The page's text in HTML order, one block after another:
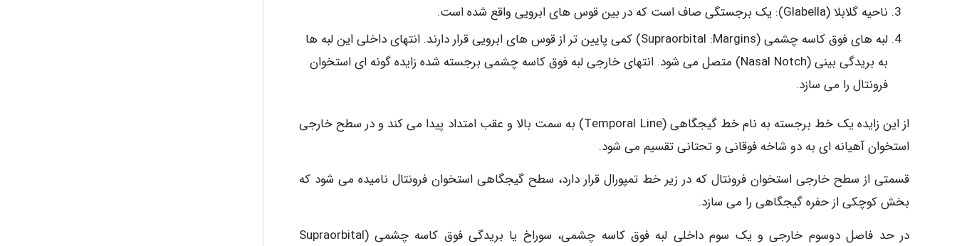
ناحیه گلابلا (Glabella): یک برجستگی صاف است که در بین قوس های ابرویی واقع شده است.
لبه های فوق کاسه چشمی (Supraorbital :Margins) کمی پایین تر از قوس های ابرویی قرار دارند. انتهای داخلی این لبه ها
به بریدگی بینی (Nasal Notch) متصل می شود. انتهای خارجی لبه فوق كاسه چشمی برجسته شده زايده گونه ای استخوان
فرونتال را می سازد.
از این زایده یک خط برجسته به نام خط گیجگاهی (Temporal Line) به سمت بالا و عقب امتداد پیدا می کند و در سطح خارجی
استخوان آهیانه ای به دو شاخه فوقانی و تحتانی تقسیم می شود.
قسمتی از سطح خارجی استخوان فرونتال که در زیر خط تمپورال قرار دارد، سطح گیجگاهی استخوان فرونتال نامیده می شود که
بخش کوچکی از حفره گیجگاهی را می سازد.
در حد فاصل دوسوم خارجی و یک سوم داخلی لبه فوق کاسه چشمی، سوراخ یا بریدگی فوق کاسه چشمی (Supraorbital